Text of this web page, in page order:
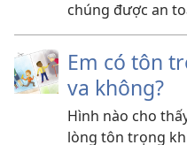
chúng được an
Em có tôn
va không?
Hình nào cho
lòng tôn trọng